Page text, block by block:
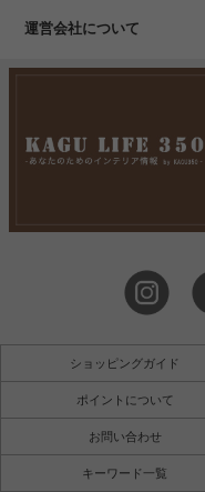
運営会社について
ショッピングガイド
ポイントについて
お問い合わせ
キーワード一覧